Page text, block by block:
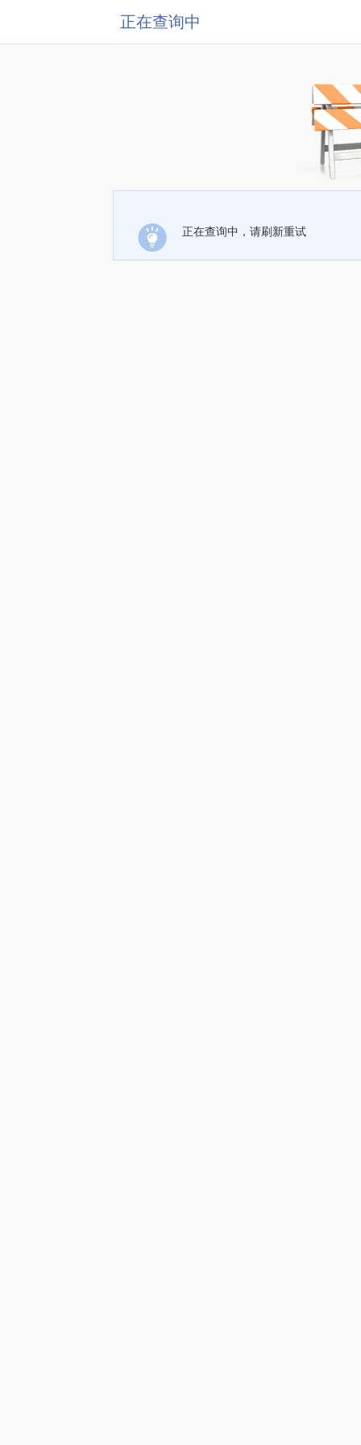
正在查询中
正在查询中，请刷新重试